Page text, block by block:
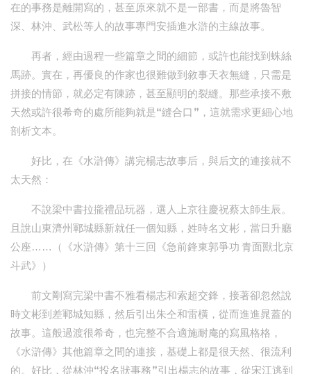
在的事務是離開寫的，甚至原來就不是一部書，而是將魯智
深、林沖、武松等人的故事專門安插進水滸的主線故事。
再者，經由過程一些篇章之間的細節，或許也能找到蛛絲
馬跡。實在，再優良的作家也很難做到敘事天衣無縫，只需是
拼接的情節，就必定有陳跡，甚至顯明的裂縫。那些承接不敷
天然或許很希奇的處所能夠就是“縫合口”，這就需求更細心地
剖析文本。
好比，在《水滸傳》講完楊志故事后，與后文的連接就不
太天然：
不說梁中書拉攏禮品玩器，選人上京往慶祝蔡太師生辰。
且說山東濟州鄆城縣新就任一個知縣，姓時名文彬，當日升廳
公座……（《水滸傳》第十三回《急前鋒東郭爭功 青面獸北京
斗武》）
前文剛寫完梁中書不雅看楊志和索超交鋒，接著卻忽然說
時文彬到差鄆城知縣，然后引出朱仝和雷橫，從而進進晁蓋的
故事。這般過渡很希奇，也完整不合適施耐庵的寫風格格，
《水滸傳》其他篇章之間的連接，基礎上都是很天然、很流利
的。好比，從林沖“投名狀事務”引出楊志的故事，從宋江逃到